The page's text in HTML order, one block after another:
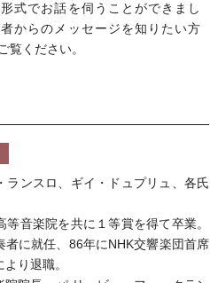
式でお話を伺うことができまし
からのメッセージを知りたい方
覧ください。
ランスロ、ギイ・ドュプリュ、各氏
音楽院を共に１等賞を得て卒業。
に就任、86年にNHK交響楽団首席
り退職。